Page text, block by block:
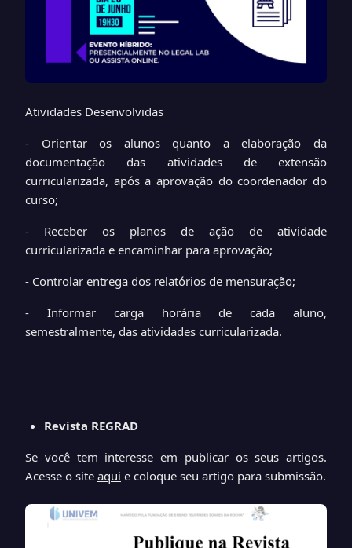
Atividades Desenvolvidas
- Orientar os alunos quanto a elaboração da
documentação das atividades de extensão
curricularizada, após a aprovação do coordenador do
curso;
- Receber os planos de ação de atividade
curricularizada e encaminhar para aprovação;
- Controlar entrega dos relatórios de mensuração;
- Informar carga horária de cada aluno,
semestralmente, das atividades curricularizada.
Revista REGRAD
Se você tem interesse em publicar os seus artigos.
Acesse o site aqui e coloque seu artigo para submissão.